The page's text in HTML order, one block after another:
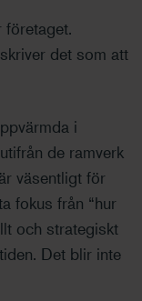
företaget.
det som att
i
de ramverk
väsentligt för
fokus från “hur
och strategiskt
Det blir inte